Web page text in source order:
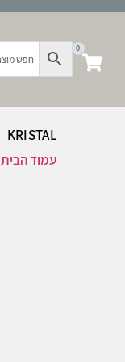
0
KRISTAL
עמוד הבית